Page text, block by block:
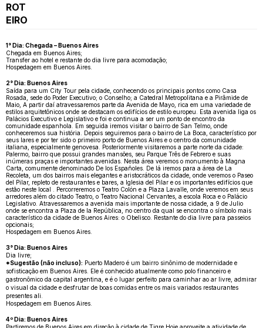
ROT
EIRO
1° Dia: Chegada – Buenos Aires
Chegada em Buenos Aires;
Transfer ao hotel e restante do dia livre para acomodação;
Hospedagem em Buenos Aires.
2° Dia: Buenos Aires
Saída para um City Tour pela cidade, conhecendo os principais pontos como Casa
Rosada, sede do Poder Executivo; o Conselho; a Catedral Metropolitana e a Pirâmide de
Maio, A partir daí atravessaremos parte da Avenida de Mayo, rica em uma variedade de
estilos arquitetônicos onde se destacam os edifícios de estilo europeu. Esta avenida liga os
Palácios Executivo e Legislativo e foi e continua a ser um ponto de encontro da
comunidade espanhola. Em seguida iremos visitar o bairro de San Telmo, onde
conheceremos sua história. Depois seguiremos para o bairro de La Boca, característico por
seus lares e por ter sido o primeiro porto de Buenos Aires e o centro da comunidade
italiana, especialmente genovesa. Posteriormente visitaremos a parte norte da cidade:
Palermo, bairro que possui grandes mansões, seu Parque Três de Febrero e suas
inúmeras praças e importantes avenidas. Nesta área veremos o monumento à Magna
Carta, comumente denominado De los Españoles. De lá iremos para a área de La
Recoleta, um dos bairros mais elegantes e aristocráticos da cidade, onde veremos o Paseo
del Pilar, repleto de restaurantes e bares, a Iglesia del Pilar e os importantes edifícios que
estão neste local . Percorreremos o Teatro Colón e a Plaza Lavalle, onde veremos em seus
arredores além do citado Teatro, o Teatro Nacional Cervantes, a escola Roca e o Palácio
Legislativo. Atravessaremos a avenida mais importante de nossa cidade, a 9 de Julio
onde se encontra a Plaza de la República, no centro da qual se encontra o símbolo mais
característico da cidade de Buenos Aires: o Obelisco. Restante do dia livre para passeios
opcionais;
Hospedagem em Buenos Aires.
3° Dia: Buenos Aires
Dia livre;
*Sugestão (não incluso): Puerto Madero é um bairro sinônimo de modernidade e
sofisticação em Buenos Aires. Ele é conhecido atualmente como polo financeiro e
gastronômico da capital argentina, e é o lugar perfeito para caminhar ao ar livre, admirar
o visual da cidade e desfrutar de boas comidas entre os mais variados restaurantes
presentes ali.
Hospedagem em Buenos Aires.
4º Dia: Buenos Aires